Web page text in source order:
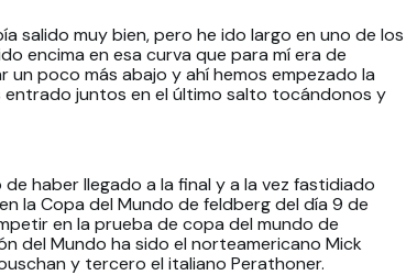
salido muy bien, pero he ido largo en uno de los
encima en esa curva que para mí era de
poco más abajo y ahí hemos empezado la
juntos en el último salto tocándonos y
haber llegado a la final y a la vez fastidiado
la Copa del Mundo de feldberg del día 9 de
en la prueba de copa del mundo de
del Mundo ha sido el norteamericano Mick
y tercero el italiano Perathoner.